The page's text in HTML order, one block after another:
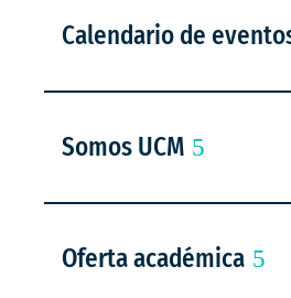
Calendario de
Somos UCM
Oferta académica